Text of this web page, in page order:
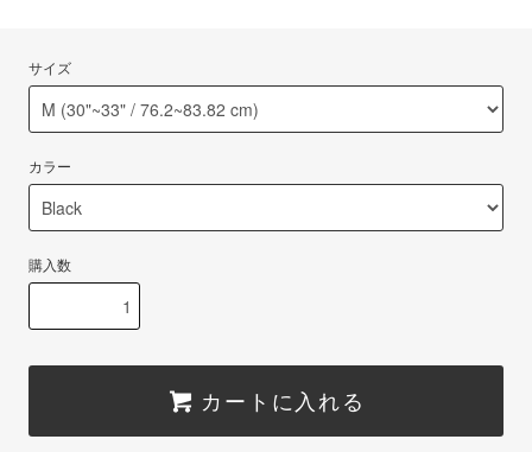
サイズ
カラー
購入数
カートに入れる